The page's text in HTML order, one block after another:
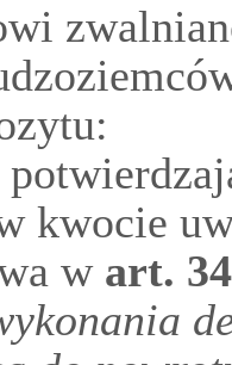
kwocie
wart.